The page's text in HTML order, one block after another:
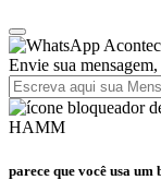
Envie sua
HAMM
parece que você usa